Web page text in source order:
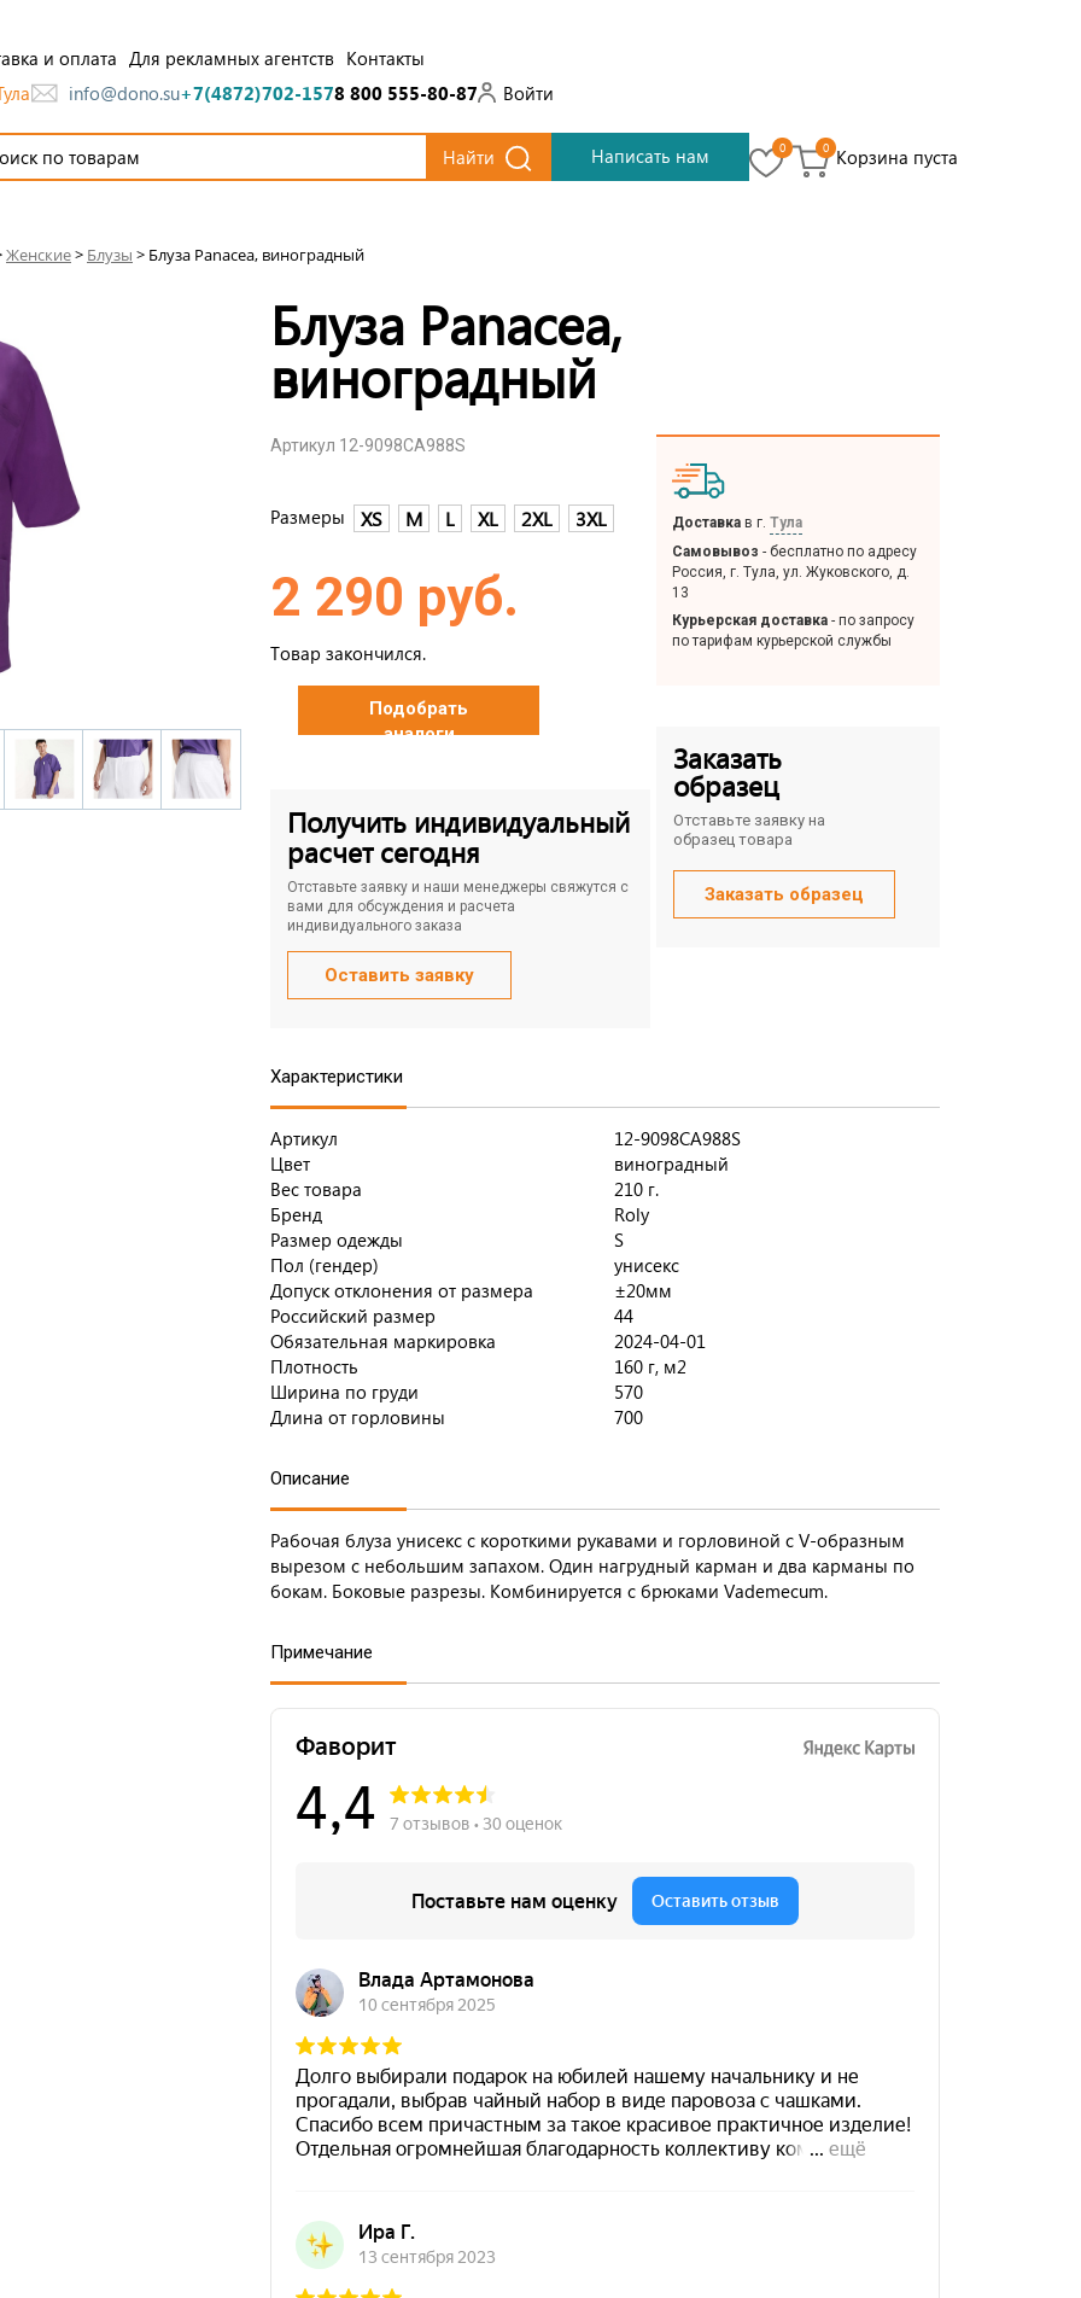
и оплата Для рекламных агентств Контакты
info@dono.su+7(4872)702-1578 800 555-80-87 Войти
Найти Написать нам 0 0 Корзина пуста
Женские> Блузы > Блуза Panacea, виноградный
Блуза Panacea,
виноградный
Артикул 12-9098CA988S
Размеры XS M L XL 2XL 3XL
2 290 руб.
Товар закончился.
Подобрать
аналоги
Получить индивидуальный
расчет сегодня
Отставьте заявку и наши менеджеры свяжутся с
вами для обсуждения и расчета
индивидуального заказа
Оставить заявку
Доставка в г. Тула
Самовывоз - бесплатно по адресу
Россия, г. Тула, ул. Жуковского, д.
13
Курьерская доставка - по запросу
по тарифам курьерской службы
Заказать
образец
Отставьте заявку на
образец товара
Заказать образец
Характеристики
Артикул
12-9098CA988S
Цвет
виноградный
Вес товара
210 г.
Бренд
Roly
Размер одежды
S
Пол (гендер)
унисекс
Допуск отклонения от размера
±20мм
Российский размер
44
Обязательная маркировка
2024-04-01
Плотность
160 г, м2
Ширина по груди
570
Длина от горловины
700
Описание
Рабочая блуза унисекс с короткими рукавами и горловиной с V-образным
вырезом с небольшим запахом. Один нагрудный карман и два карманы по
бокам. Боковые разрезы. Комбинируется с брюками Vademecum.
Примечание